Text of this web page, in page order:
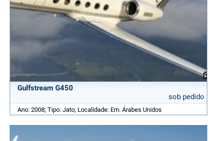
Gulfstream G450
sob pedido
Ano: 2008; Tipo: Jato; Localidade: Em. Árabes Unidos